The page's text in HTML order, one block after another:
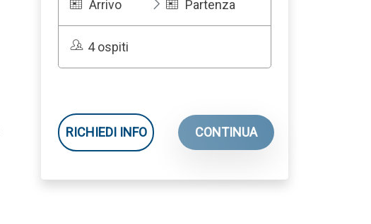
Arrivo Partenza
4 ospiti
RICHIEDI INFO CONTINUA